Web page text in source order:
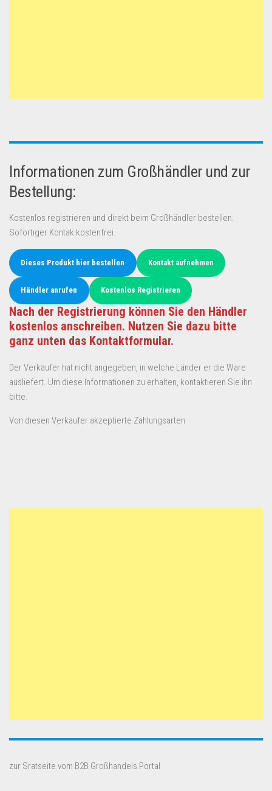
Informationen zum Großhändler und zur
Bestellung:
Kostenlos registrieren und direkt beim Großhändler bestellen.
Sofortiger Kontak kostenfrei.
Dieses Produkt hier bestellen Kontakt aufnehmen
Händler anrufen Kostenlos Registrieren
Nach der Registrierung können Sie den Händler
kostenlos anschreiben. Nutzen Sie dazu bitte
ganz unten das Kontaktformular.
Der Verkäufer hat nicht angegeben, in welche Länder er die Ware
ausliefert. Um diese Informationen zu erhalten, kontaktieren Sie ihn
bitte.
Von diesen Verkäufer akzeptierte Zahlungsarten
zur Sratseite vom B2B Großhandels Portal